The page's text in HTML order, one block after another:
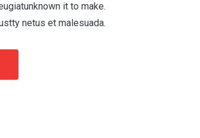
it to make.
netus et malesuada.